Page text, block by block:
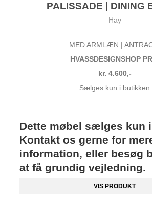
PALISSADE | DINING
Hay
MED ARMLÆN |
HVASSDESIGNSHOP
kr. 4.600,-
Sælges kun i butikken
Dette møbel sælges kun
Kontakt os gerne for
information, eller besøg
at få grundig vejledning.
VIS PRODUKT